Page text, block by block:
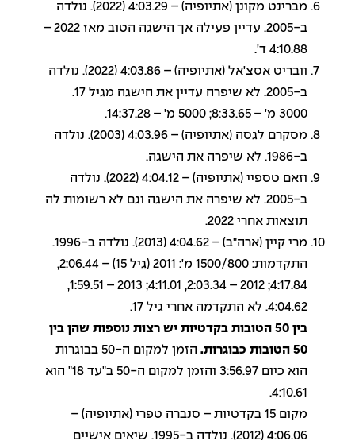
מברינט מקונן (אתיופיה) – 4:03.29 (2022). נולדה
ב-2005. עדיין פעילה אך הישגה הטוב מאז 2022 –
4:10.88 ד'.
וובריט אסצ'אל (אתיופיה) – 4:03.86 (2022). נולדה
ב-2005. לא שיפרה עדיין את הישגה מגיל 17.
3000 מ' – 8:33.65; 5000 מ' – 14:37.28.
מסקרם לגסה (אתיופיה) – 4:03.96 (2003). נולדה
ב-1986. לא שיפרה את הישגה.
וזאם טספיי (אתיופיה) – 4:04.12 (2022). נולדה
ב-2005. לא שיפרה את הישגה וגם לא רשומות לה
תוצאות אחרי 2022.
מרי קיין (ארה"ב) – 4:04.62 (2013). נולדה ב-1996.
התקדמות: 1500/800 מ': 2011 (גיל 15) – 2:06.44,
4:17.84; 2012 – 2:03.34, 4:11.01; 2013 – 1:59.51,
4:04.62. לא התקדמה אחרי גיל 17.
בין 50 הטובות בקדטיות יש רצות נוספות שהן בין
50 הטובות כבוגרות.
הזמן למקום ה-50 בבוגרות
הוא כיום 3:56.97 והזמן למקום ה-50 ב"עד 18" הוא
4:10.61.
מקום 15 בקדטיות – סנברה טפרי (אתיופיה) –
4:06.06 (2012). נולדה ב-1995. שיאים אישיים